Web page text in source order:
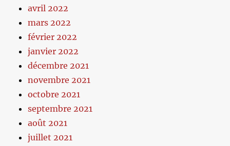
avril 2022
mars 2022
février 2022
janvier 2022
décembre 2021
novembre 2021
octobre 2021
septembre 2021
août 2021
juillet 2021